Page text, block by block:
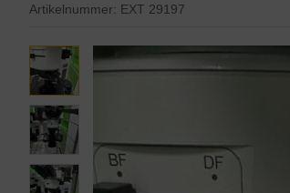
Artikelnummer: EXT 29197